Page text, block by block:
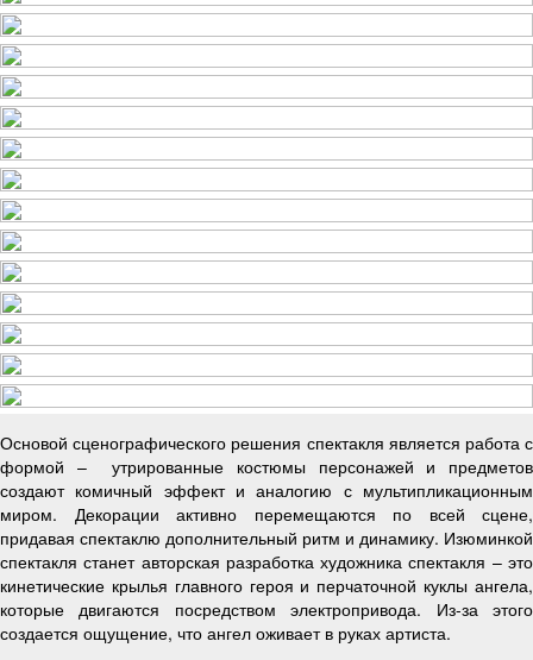
Основой сценографического решения спектакля является работа с
формой – утрированные костюмы персонажей и предметов
создают комичный эффект и аналогию с мультипликационным
миром. Декорации активно перемещаются по всей сцене,
придавая спектаклю дополнительный ритм и динамику. Изюминкой
спектакля станет авторская разработка художника спектакля – это
кинетические крылья главного героя и перчаточной куклы ангела,
которые двигаются посредством электропривода. Из-за этого
создается ощущение, что ангел оживает в руках артиста.